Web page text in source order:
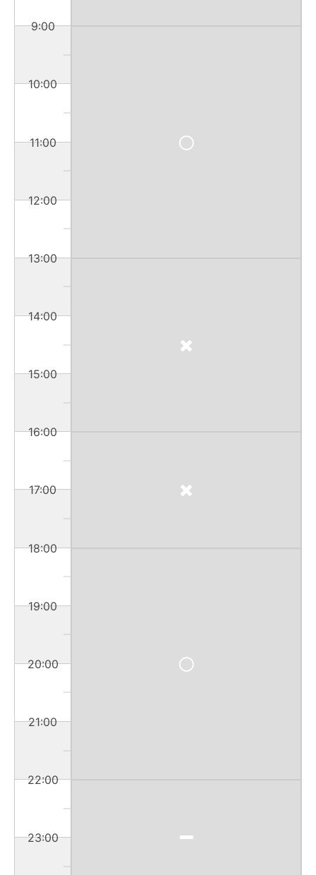
9:00
10:00
11:00
12:00
13:00
14:00
15:00
16:00
17:00
18:00
19:00
20:00
21:00
22:00
23:00